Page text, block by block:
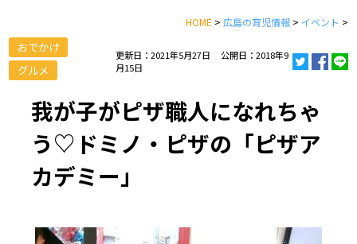
HOME > 広島の育児情報> イベント >
おでかけ
グルメ
更新日：2021年5月27日
公開日：2018年9
月15日
我が子がピザ職人になれちゃ
う♡ドミノ・ピザの「ピザア
カデミー」